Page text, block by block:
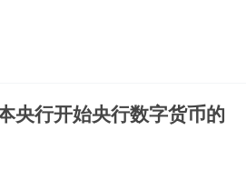
央行开始央行数字货币的